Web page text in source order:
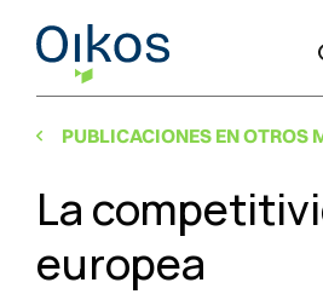
PUBLICACIONES EN OTROS
La
europea